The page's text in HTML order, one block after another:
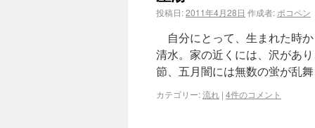
投稿日:2011年4月28日 作成者: ポコペン
自分にとって、生まれた時
清水。家の近くには、沢があ
節、五月闇には無数の蛍が乱
カテゴリー:流れ | 4件のコメント